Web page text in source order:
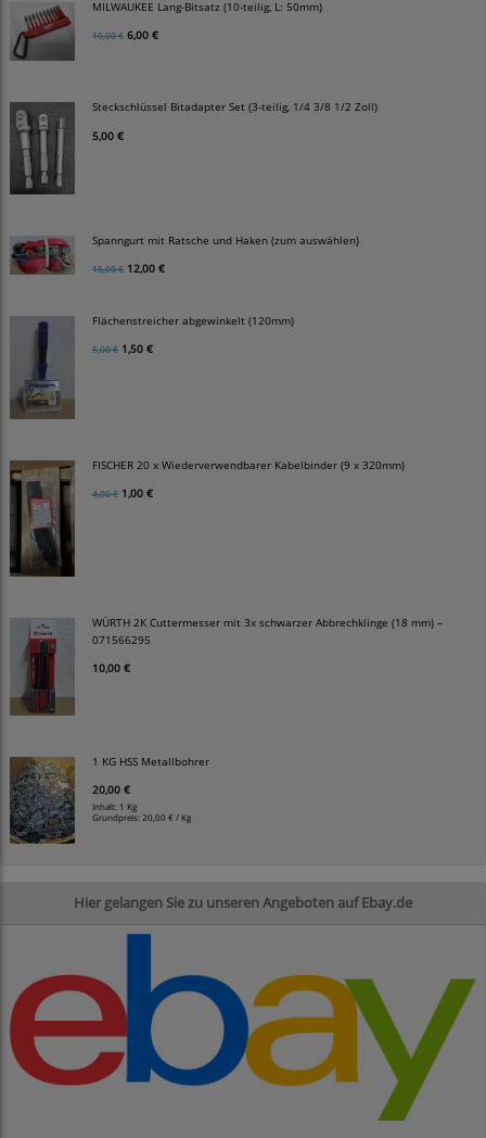
MILWAUKEE Lang-Bitsatz (10-teilig, L: 50mm)
10,00 € 6,00 €
Steckschlüssel Bitadapter Set (3-teilig, 1/4 3/8 1/2 Zoll)
5,00 €
Spanngurt mit Ratsche und Haken (zum auswählen)
15,00 € 12,00 €
Flächenstreicher abgewinkelt (120mm)
5,00 € 1,50 €
FISCHER 20 x Wiederverwendbarer Kabelbinder (9 x 320mm)
4,00 € 1,00 €
WÜRTH 2K Cuttermesser mit 3x schwarzer Abbrechklinge (18 mm) –
071566295
10,00 €
1 KG HSS Metallbohrer
20,00 €
Inhalt: 1 Kg
Grundpreis:20,00 € / Kg
Hier gelangen Sie zu unseren Angeboten auf Ebay.de